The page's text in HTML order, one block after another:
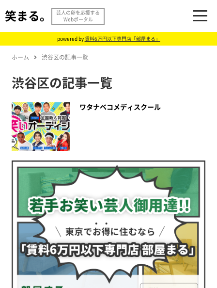
笑まる。
芸人の卵を応援する
Webポータル
powered by 賃料6万円以下専門店「部屋まる」
ホーム 渋谷区の記事一覧
渋谷区の記事一覧
ワタナベコメディスクール